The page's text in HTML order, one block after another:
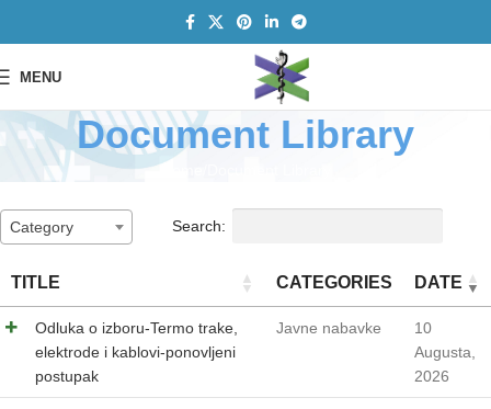
MENU
Document Library
Category Search:
TITLE CATEGORIES DATE
Odluka o izboru-Termo trake,
elektrode i kablovi-ponovljeni
postupak
Javne nabavke
10
Augusta,
2026